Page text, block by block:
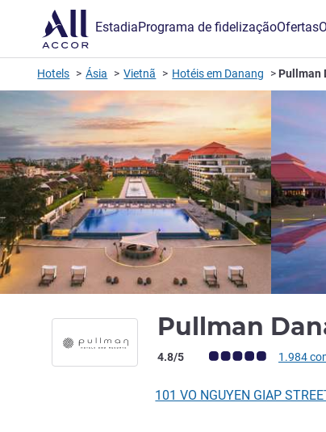
EstadiaPrograma de fidelizaçãoOfertas
Hotels Ásia Vietnã Hotéis em Danang Pullman
Pullman
Nota clientes Avis
4.8/5 1.984
101 VO NGUYEN GIAP